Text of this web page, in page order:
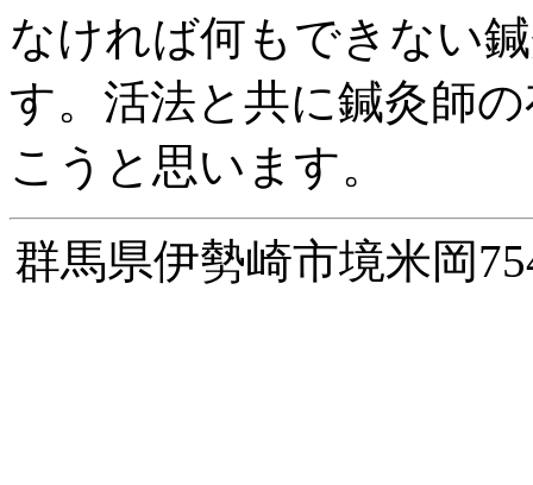
なければ何もできない
す。活法と共に鍼灸師
こうと思います。
群馬県伊勢崎市境米岡